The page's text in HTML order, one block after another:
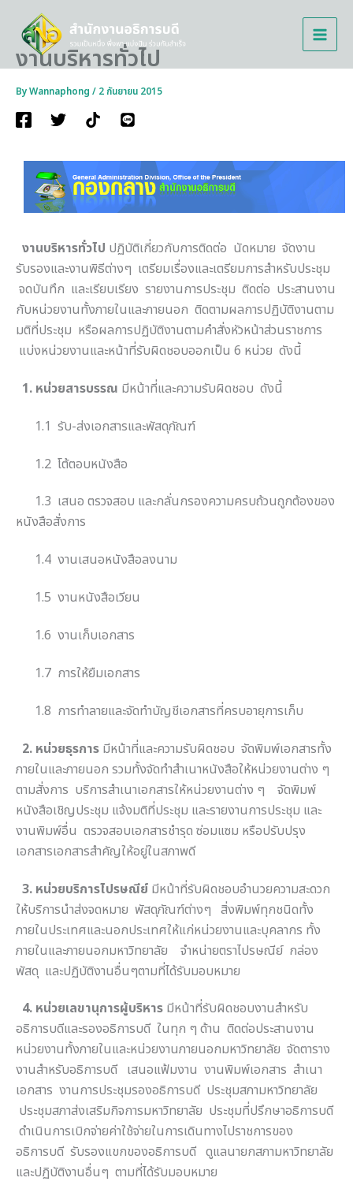
content
งานบริหารทั่วไป
ByWannaphong / 2 กันยายน 2015
งานบริหารทั่วไป ปฏิบัติเกี่ยวกับการติดต่อ นัดหมาย จัดงาน
รับรองและงานพิธีต่างๆ เตรียมเรื่องและเตรียมการสำหรับประชุม
จดบันทึก และเรียบเรียง รายงานการประชุม ติดต่อ ประสานงาน
กับหน่วยงานทั้งภายในและภายนอก ติดตามผลการปฏิบัติงานตาม
มติที่ประชุม หรือผลการปฏิบัติงานตามคำสั่งหัวหน้าส่วนราชการ
แบ่งหน่วยงานและหน้าที่รับผิดชอบออกเป็น 6 หน่วย ดังนี้
1. หน่วยสารบรรณ มีหน้าที่และความรับผิดชอบ ดังนี้
1.1 รับ-ส่งเอกสารและพัสดุภัณฑ์
1.2 โต้ตอบหนังสือ
1.3 เสนอ ตรวจสอบ และกลั่นกรองความครบถ้วนถูกต้องของ
หนังสือสั่งการ
1.4 งานเสนอหนังสือลงนาม
1.5 งานหนังสือเวียน
1.6 งานเก็บเอกสาร
1.7 การให้ยืมเอกสาร
1.8 การทำลายและจัดทำบัญชีเอกสารที่ครบอายุการเก็บ
2. หน่วยธุรการ มีหน้าที่และความรับผิดชอบ จัดพิมพ์เอกสารทั้ง
ภายในและภายนอก รวมทั้งจัดทำสำเนาหนังสือให้หน่วยงานต่าง ๆ
ตามสั่งการ บริการสำเนาเอกสารให้หน่วยงานต่าง ๆ จัดพิมพ์
หนังสือเชิญประชุม แจ้งมติที่ประชุม และรายงานการประชุม และ
งานพิมพ์อื่น ตรวจสอบเอกสารชำรุด ซ่อมแซม หรือปรับปรุง
เอกสารเอกสารสำคัญให้อยู่ในสภาพดี
3. หน่วยบริการไปรษณีย์ มีหน้าที่รับผิดชอบอำนวยความสะดวก
ให้บริการนำส่งจดหมาย พัสดุภัณฑ์ต่างๆ สิ่งพิมพ์ทุกชนิดทั้ง
ภายในประเทศและนอกประเทศให้แก่หน่วยงานและบุคลากร ทั้ง
ภายในและภายนอกมหาวิทยาลัย จำหน่ายตราไปรษณีย์ กล่อง
พัสดุ และปฏิบัติงานอื่นๆตามที่ได้รับมอบหมาย
4. หน่วยเลขานุการผู้บริหาร มีหน้าที่รับผิดชอบงานสำหรับ
อธิการบดีและรองอธิการบดี ในทุก ๆ ด้าน ติดต่อประสานงาน
หน่วยงานทั้งภายในและหน่วยงานภายนอกมหาวิทยาลัย จัดตาราง
งานสำหรับอธิการบดี เสนอแฟ้มงาน งานพิมพ์เอกสาร สำเนา
เอกสาร งานการประชุมรองอธิการบดี ประชุมสภามหาวิทยาลัย
ประชุมสภาส่งเสริมกิจการมหาวิทยาลัย ประชุมที่ปรึกษาอธิการบดี
ดำเนินการเบิกจ่ายค่าใช้จ่ายในการเดินทางไปราชการของ
อธิการบดี รับรองแขกของอธิการบดี ดูแลนายกสภามหาวิทยาลัย
และปฏิบัติงานอื่นๆ ตามที่ได้รับมอบหมาย